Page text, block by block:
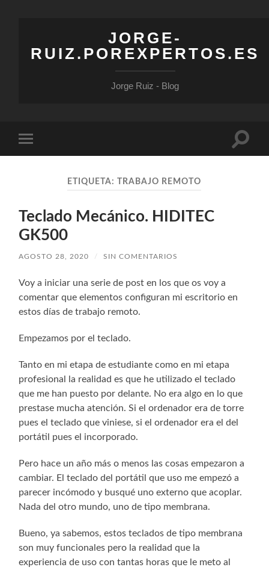
JORGE-
RUIZ.POREXPERTOS.ES
Jorge Ruiz - Blog
el
ETIQUETA:TRABAJO REMOTO
Teclado Mecánico. HIDITEC
GK500
AGOSTO 28, 2020 / SIN COMENTARIOS
Voy a iniciar una serie de post en los que os voy a
comentar que elementos configuran mi escritorio en
estos días de trabajo remoto.
Empezamos por el teclado.
Tanto en mi etapa de estudiante como en mi etapa
profesional la realidad es que he utilizado el teclado
que me han puesto por delante. No era algo en lo que
prestase mucha atención. Si el ordenador era de torre
pues el teclado que viniese, si el ordenador era el del
portátil pues el incorporado.
Pero hace un año más o menos las cosas empezaron a
cambiar. El teclado del portátil que uso me empezó a
parecer incómodo y busqué uno externo que acoplar.
Nada del otro mundo, uno de tipo membrana.
Bueno, ya sabemos, estos teclados de tipo membrana
son muy funcionales pero la realidad que la
experiencia de uso con tantas horas que le meto al